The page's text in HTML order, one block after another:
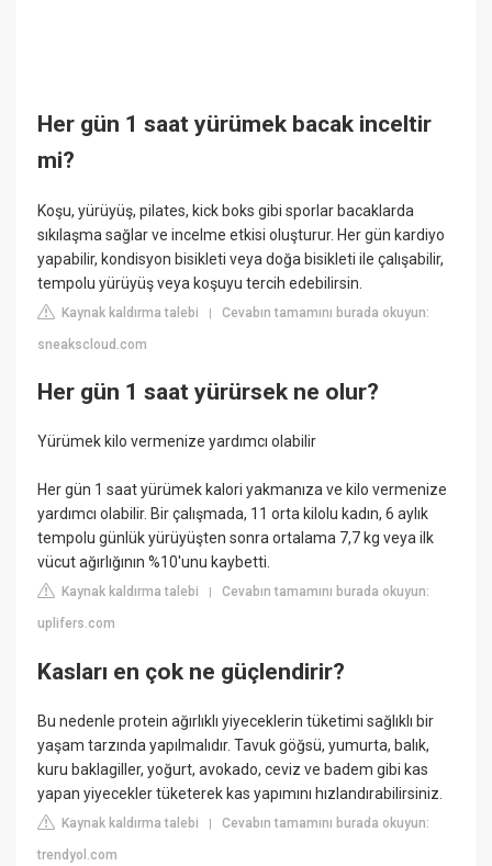
Her gün 1 saat yürümek bacak inceltir
mi?
Koşu, yürüyüş, pilates, kick boks gibi sporlar bacaklarda
sıkılaşma sağlar ve incelme etkisi oluşturur. Her gün kardiyo
yapabilir, kondisyon bisikleti veya doğa bisikleti ile çalışabilir,
tempolu yürüyüş veya koşuyu tercih edebilirsin.
Kaynak kaldırma talebi |Cevabın tamamını burada okuyun:
sneakscloud.com
Her gün 1 saat yürürsek ne olur?
Yürümek kilo vermenize yardımcı olabilir
Her gün 1 saat yürümek kalori yakmanıza ve kilo vermenize
yardımcı olabilir. Bir çalışmada, 11 orta kilolu kadın, 6 aylık
tempolu günlük yürüyüşten sonra ortalama 7,7 kg veya ilk
vücut ağırlığının %10'unu kaybetti.
Kaynak kaldırma talebi |Cevabın tamamını burada okuyun:
uplifers.com
Kasları en çok ne güçlendirir?
Bu nedenle protein ağırlıklı yiyeceklerin tüketimi sağlıklı bir
yaşam tarzında yapılmalıdır. Tavuk göğsü, yumurta, balık,
kuru baklagiller, yoğurt, avokado, ceviz ve badem gibi kas
yapan yiyecekler tüketerek kas yapımını hızlandırabilirsiniz.
Kaynak kaldırma talebi |Cevabın tamamını burada okuyun:
trendyol.com